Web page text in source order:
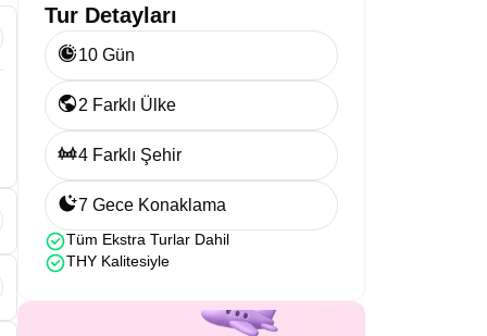
Tur Detayları
10 Gün
2 Farklı Ülke
4 Farklı Şehir
7 Gece Konaklama
Tüm Ekstra Turlar Dahil
THY Kalitesiyle